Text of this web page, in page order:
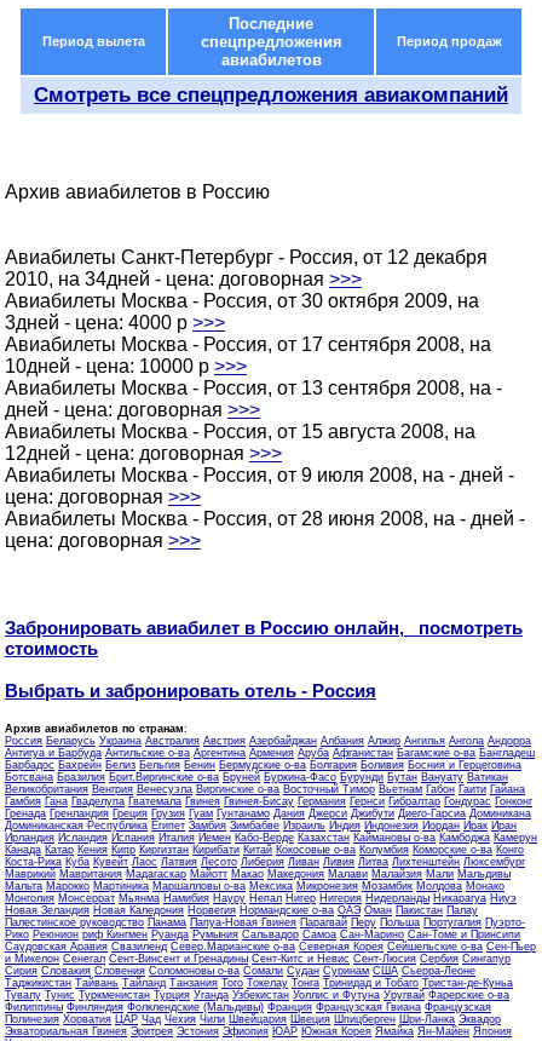
Период вылета
Последние
спецпредложения
авиабилетов
Период продаж
Смотреть все спецпредложения авиакомпаний
Архив авиабилетов в Россию
Авиабилеты Санкт-Петербург - Россия, от 12 декабря
2010, на 34дней - цена: договорная >>>
Авиабилеты Москва - Россия, от 30 октября 2009, на
3дней - цена: 4000 p >>>
Авиабилеты Москва - Россия, от 17 сентября 2008, на
10дней - цена: 10000 p >>>
Авиабилеты Москва - Россия, от 13 сентября 2008, на -
дней - цена: договорная >>>
Авиабилеты Москва - Россия, от 15 августа 2008, на
12дней - цена: договорная >>>
Авиабилеты Москва - Россия, от 9 июля 2008, на - дней -
цена: договорная >>>
Авиабилеты Москва - Россия, от 28 июня 2008, на - дней -
цена: договорная >>>
Забронировать авиабилет в Россию онлайн, посмотреть
стоимость
Выбрать и забронировать отель - Россия
Архив авиабилетов по странам:
Россия Беларусь Украина Австралия Австрия Азербайджан Албания Алжир Ангилья Ангола Андорра
Антигуа и Барбуда Антильские о-ва Аргентина Армения Аруба Афганистан Багамские о-ва Бангладеш
Барбадос Бахрейн Белиз Бельгия Бенин Бермудские о-ва Болгария Боливия Босния и Герцеговина
Ботсвана Бразилия Брит.Виргинские о-ва Бруней Буркина-Фасо Бурунди Бутан Вануату Ватикан
Великобритания Венгрия Венесуэла Виргинские о-ва Восточный Тимор Вьетнам Габон Гаити Гайана
Гамбия Гана Гваделупа Гватемала Гвинея Гвинея-Бисау Германия Гернси Гибралтар Гондурас Гонконг
Гренада Гренландия Греция Грузия Гуам Гунтанамо Дания Джерси Джибути Диего-Гарсиа Доминикана
Доминиканская Республика Египет Замбия Зимбабве Израиль Индия Индонезия Иордан Ирак Иран
Ирландия Исландия Испания Италия Йемен Кабо-Верде Казахстан Каймановы о-ва Камбоджа Камерун
Канада Катар Кения Кипр Киргизтан Кирибати Китай Кокосовые о-ва Колумбия Коморские о-ва Конго
Коста-Рика Куба Кувейт Лаос Латвия Лесото Либерия Ливан Ливия Литва Лихтенштейн Люксембург
Маврикий Мавритания Мадагаскар Майотт Макао Македония Малави Малайзия Мали Мальдивы
Мальта Марокко Мартиника Маршалловы о-ва Мексика Микронезия Мозамбик Молдова Монако
Монголия Монсеррат Мьянма Намибия Науру Непал Нигер Нигерия Нидерланды Никарагуа Ниуэ
Новая Зеландия Новая Каледония Норвегия Нормандские о-ва ОАЭ Оман Пакистан Палау
Палестинское руководство Панама Папуа-Новая Гвинея Парагвай Перу Польша Португалия Пуэрто-
Рико Реюнион риф Кингмен Руанда Румыния Сальвадор Самоа Сан-Марино Сан-Томе и Принсипи
Саудовская Аравия Свазиленд Север.Марианские о-ва Северная Корея Сейшельские о-ва Сен-Пьер
и Микелон Сенегал Сент-Винсент и Гренадины Сент-Китс и Невис Сент-Люсия Сербия Сингапур
Сирия Словакия Словения Соломоновы о-ва Сомали Судан Суринам США Сьерра-Леоне
Таджикистан Тайвань Тайланд Танзания Того Токелау Тонга Тринидад и Тобаго Тристан-де-Куньа
Тувалу Тунис Туркменистан Турция Уганда Узбекистан Уоллис и Футуна Уругвай Фарерские о-ва
Филиппины Финляндия Фолклендские (Мальдивы) Франция Французская Гвиана Французская
Полинезия Хорватия ЦАР Чад Чехия Чили Швейцария Швеция Шпицберген Шри-Ланка Эквадор
Экваториальная Гвинея Эритрея Эстония Эфиопия ЮАР Южная Корея Ямайка Ян-Майен Япония